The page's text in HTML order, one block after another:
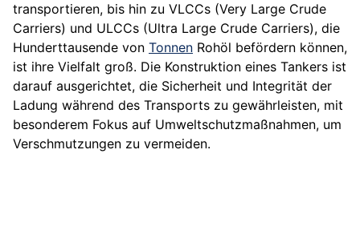
transportieren, bis hin zu VLCCs (Very Large Crude
Carriers) und ULCCs (Ultra Large Crude Carriers), die
Hunderttausende von Tonnen Rohöl befördern können,
ist ihre Vielfalt groß. Die Konstruktion eines Tankers ist
darauf ausgerichtet, die Sicherheit und Integrität der
Ladung während des Transports zu gewährleisten, mit
besonderem Fokus auf Umweltschutzmaßnahmen, um
Verschmutzungen zu vermeiden.